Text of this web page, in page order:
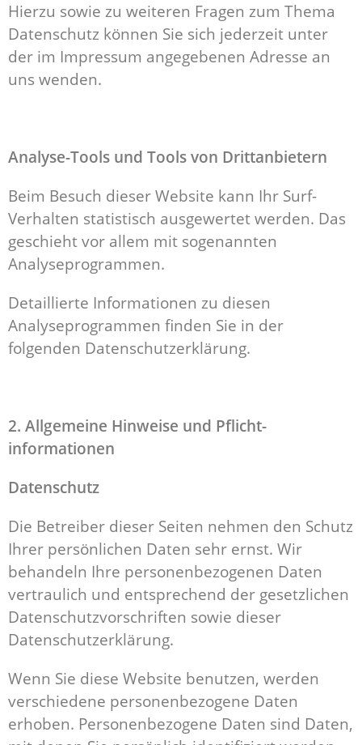
Hierzu sowie zu weiteren Fragen zum Thema
Datenschutz können Sie sich jederzeit unter
der im Impressum angegebenen Adresse an
uns wenden.
Analyse-Tools und Tools von Dritt­anbietern
Beim Besuch dieser Website kann Ihr Surf-
Verhalten statistisch ausgewertet werden. Das
geschieht vor allem mit sogenannten
Analyseprogrammen.
Detaillierte Informationen zu diesen
Analyseprogrammen finden Sie in der
folgenden Datenschutzerklärung.
2. Allgemeine Hinweise und Pflicht­
informationen
Datenschutz
Die Betreiber dieser Seiten nehmen den Schutz
Ihrer persönlichen Daten sehr ernst. Wir
behandeln Ihre personenbezogenen Daten
vertraulich und entsprechend der gesetzlichen
Datenschutzvorschriften sowie dieser
Datenschutzerklärung.
Wenn Sie diese Website benutzen, werden
verschiedene personenbezogene Daten
erhoben. Personenbezogene Daten sind Daten,